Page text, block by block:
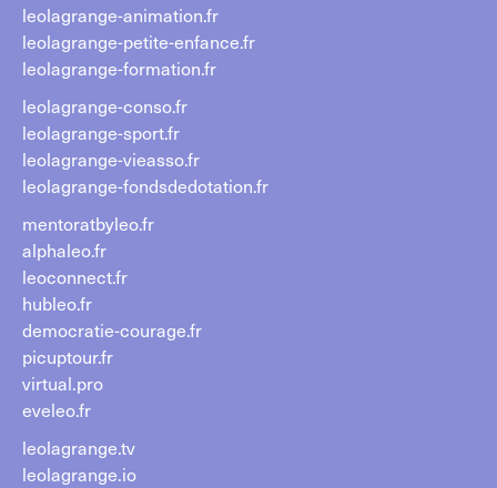
leolagrange-animation.fr
leolagrange-petite-enfance.fr
leolagrange-formation.fr
leolagrange-conso.fr
leolagrange-sport.fr
leolagrange-vieasso.fr
leolagrange-fondsdedotation.fr
mentoratbyleo.fr
alphaleo.fr
leoconnect.fr
hubleo.fr
democratie-courage.fr
picuptour.fr
virtual.pro
eveleo.fr
leolagrange.tv
leolagrange.io